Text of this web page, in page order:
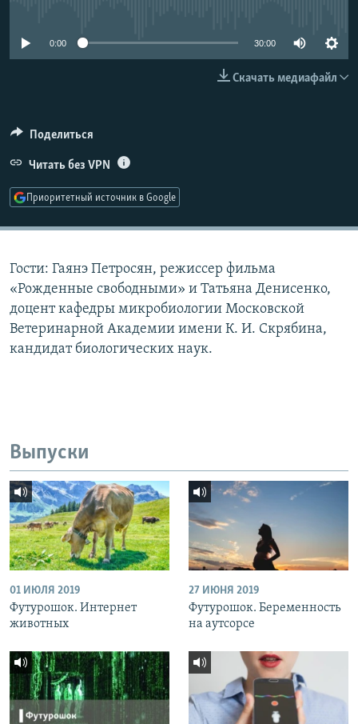
ПОДПИШИТЕСЬ НА РАССЫЛКУ
Все сайты РСЕ/РС
0:00 30:00
Скачать медиафайл
Поделиться
Читать без VPN
Приоритетный источник в Google
Гости: Гаянэ Петросян, режиссер фильма
«Рожденные свободными» и Татьяна Денисенко,
доцент кафедры микробиологии Московской
Ветеринарной Академии имени К. И. Скрябина,
кандидат биологических наук.
Выпуски
01 ИЮЛЯ 2019
Футурошок. Интернет
животных
27 ИЮНЯ 2019
Футурошок. Беременность
на аутсорсе